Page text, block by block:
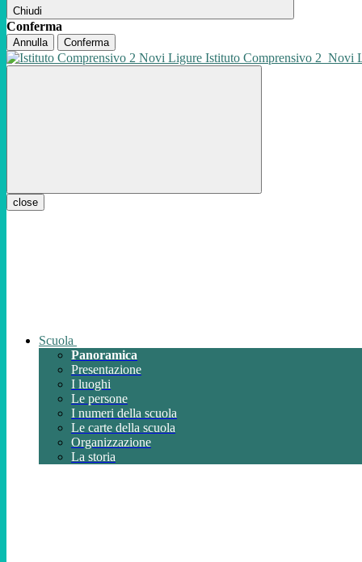
Chiudi
Conferma
Annulla Conferma
Istituto Comprensivo 2 Novi
close
Scuola
Panoramica
Presentazione
I luoghi
Le persone
I numeri della scuola
Le carte della scuola
Organizzazione
La storia